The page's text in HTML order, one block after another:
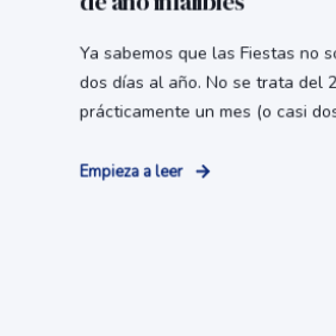
Ya sabemos que las Fiestas no
dos días al año. No se trata del
prácticamente un mes (o casi
Empieza a leer